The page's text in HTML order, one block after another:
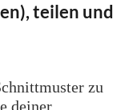
teilen und
zu
deiner